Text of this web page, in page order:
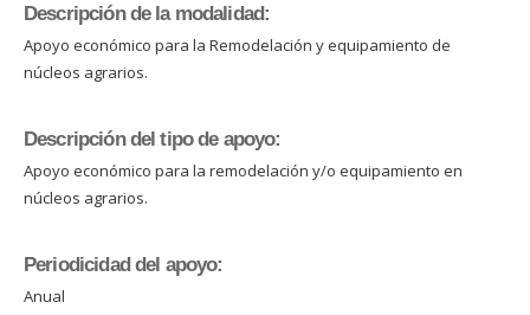
Descripción de la modalidad:
Apoyo económico para la Remodelación y equipamiento de
núcleos agrarios.
Descripción del tipo de apoyo:
Apoyo económico para la remodelación y/o equipamiento en
núcleos agrarios.
Periodicidad del apoyo:
Anual